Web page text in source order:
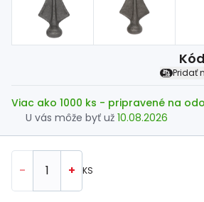
Pridať
Viac ako 1000 ks - pripravené na
U vás môže byť už 10.08.2026
- + KS